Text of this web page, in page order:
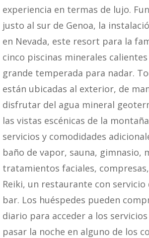
experiencia en termas de lujo.
justo al sur de Genoa, la
en Nevada, este resort para la
cinco piscinas minerales
grande temperada para nadar.
están ubicadas al exterior, de
disfrutar del agua mineral
las vistas escénicas de la
servicios y comodidades
baño de vapor, sauna, gimnasio,
tratamientos faciales,
Reiki, un restaurante con
bar. Los huéspedes pueden
diario para acceder a los
pasar la noche en alguno de los